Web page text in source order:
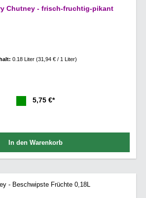
Chutney - frisch-fruchtig-pikant
0.18 Liter (31,94 € / 1 Liter)
5,75 €*
In den Warenkorb